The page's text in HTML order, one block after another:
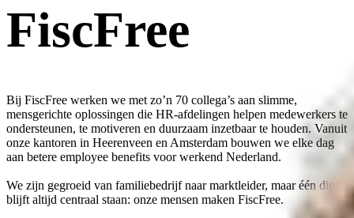
FiscFree
Bij FiscFree werken we met zo’n 70 collega’s aan slimme,
mensgerichte oplossingen die HR-afdelingen helpen medewerkers te
ondersteunen, te motiveren en duurzaam inzetbaar te houden. Vanuit
onze kantoren in Heerenveen en Amsterdam bouwen we elke dag
aan betere employee benefits voor werkend Nederland.
We zijn gegroeid van familiebedrijf naar marktleider, maar één ding
blijft altijd centraal staan: onze mensen maken FiscFree.